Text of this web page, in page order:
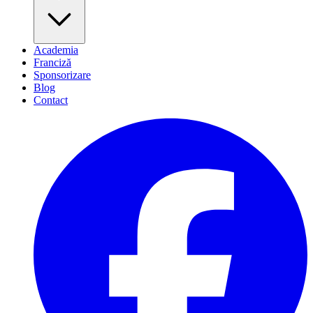
Academia
Franciză
Sponsorizare
Blog
Contact